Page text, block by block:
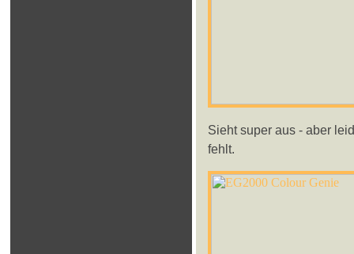
Sieht super aus - aber
fehlt.